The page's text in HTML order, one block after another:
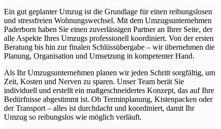
Ein gut geplanter Umzug ist die Grundlage für einen reibungslosen
und stressfreien Wohnungswechsel. Mit dem Umzugsunternehmen
Paderborn haben Sie einen zuverlässigen Partner an Ihrer Seite, der
alle Aspekte Ihres Umzugs professionell koordiniert. Von der ersten
Beratung bis hin zur finalen Schlüssübergabe – wir übernehmen die
Planung, Organisation und Umsetzung in kompetenter Hand.
Als Ihr Umzugsunternehmen planen wir jeden Schritt sorgfältig, um
Zeit, Kosten und Nerven zu sparen. Unser Team berät Sie
individuell und erstellt ein maßgeschneidertes Konzept, das auf Ihre
Bedürfnisse abgestimmt ist. Ob Terminplanung, Kistenpacken oder
der Transport – alles ist durchdacht und koordiniert, damit Ihr
Umzug so reibungslos wie möglich verläuft.